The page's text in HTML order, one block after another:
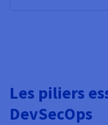
Les piliers
DevSecOps